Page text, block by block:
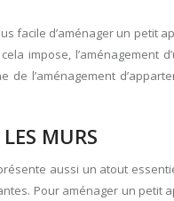
facile d’aménager un petit
impose, l’aménagement
de l’aménagement
MURS
aussi un atout
Pour aménager un petit